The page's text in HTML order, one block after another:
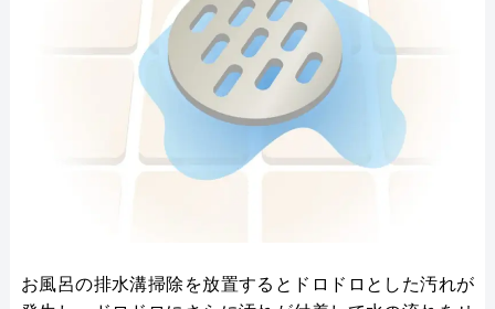
お風呂の排水溝掃除を放置するとドロドロとした汚れが